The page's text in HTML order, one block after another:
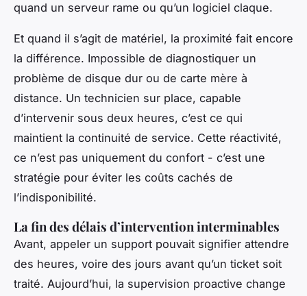
quand un serveur rame ou qu’un logiciel claque.
Et quand il s’agit de matériel, la proximité fait encore
la différence. Impossible de diagnostiquer un
problème de disque dur ou de carte mère à
distance. Un technicien sur place, capable
d’intervenir sous deux heures, c’est ce qui
maintient la continuité de service. Cette réactivité,
ce n’est pas uniquement du confort - c’est une
stratégie pour éviter les coûts cachés de
l’indisponibilité.
La fin des délais d’intervention interminables
Avant, appeler un support pouvait signifier attendre
des heures, voire des jours avant qu’un ticket soit
traité. Aujourd’hui, la supervision proactive change